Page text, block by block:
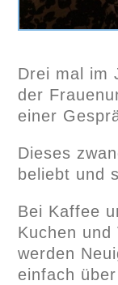
Drei mal im
der
einer
Dieses
beliebt und
Bei Kaffee
Kuchen
werden
einfach